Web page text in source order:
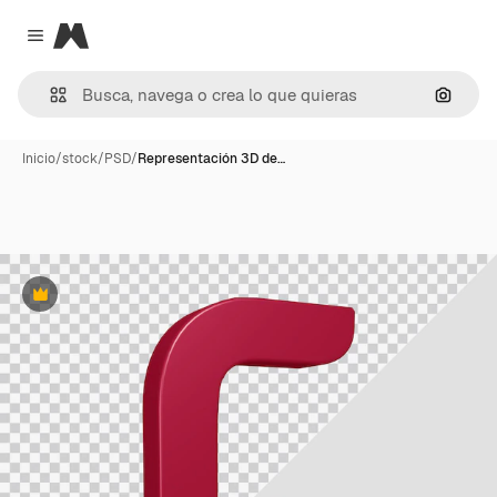
Close menu
Magnific
Inicio/stock/PSD/Representación 3D de…
Premium